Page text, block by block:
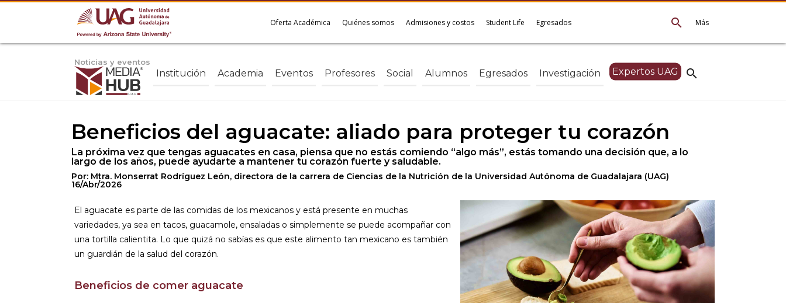
Más
search
Oferta Académica Quiénes somos Admisiones y costos Student Life Egresados
Noticias y eventos
search
Institución Academia Eventos Profesores Social Alumnos Egresados Investigación Expertos UAG
Beneficios del aguacate: aliado para proteger tu corazón
La próxima vez que tengas aguacates en casa, piensa que no estás comiendo “algo más”, estás tomando una decisión que, a lo
largo de los años, puede ayudarte a mantener tu corazón fuerte y saludable.
Por: Mtra. Monserrat Rodríguez León, directora de la carrera de Ciencias de la Nutrición de la Universidad Autónoma de Guadalajara (UAG)
16/Abr/2026
El aguacate es parte de las comidas de los mexicanos y está presente en muchas
variedades, ya sea en tacos, guacamole, ensaladas o simplemente se puede acompañar con
una tortilla calientita. Lo que quizá no sabías es que este alimento tan mexicano es también
un guardián de la salud del corazón.
Beneficios de comer aguacate